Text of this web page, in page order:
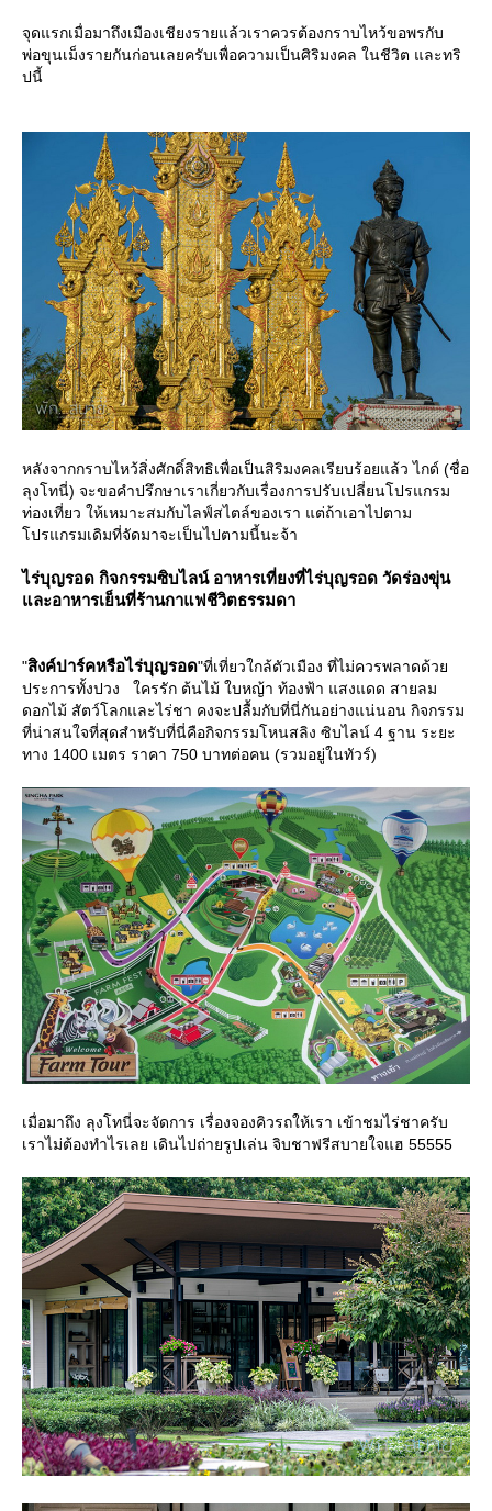
จุดแรกเมื่อมาถึงเมืองเชียงรายแล้วเราควรต้องกราบไหว้ขอพรกับ
พ่อขุนเม็งรายกันก่อนเลยครับเพื่อความเป็นศิริมงคล ในชีวิต และทริ
ปนี้
หลังจากกราบไหว้สิ่งศักดิ์สิทธิเพื่อเป็นสิริมงคลเรียบร้อยแล้ว ไกด์ (ชื่อ
ลุงโทนี่) จะขอคำปรึกษาเราเกี่ยวกับเรื่องการปรับเปลี่ยนโปรแกรม
ท่องเที่ยว ให้เหมาะสมกับไลฟ์สไตล์ของเรา แต่ถ้าเอาไปตาม
ปรแกรมเดิมที่จัดมาจะเป็นไปตามนี้นะจ้า
ไร่บุญรอด กิจกรรมซิบไลน์ อาหารเที่ยงที่ไร่บุญรอด วัดร่องขุ่น
ละอาหารเย็นที่ร้านกาแฟชีวิตธรรมดา
"สิงค์ปาร์คหรือไร่บุญรอด"ที่เที่ยวใกล้ตัวเมือง ที่ไม่ควรพลาดด้ว
ประการทั้งปวง ใครรัก ต้นไม้ ใบหญ้า ท้องฟ้า แสงแดด สายลม
ดอกไม้ สัตว์โลกและไร่ชา คงจะปลื้มกับที่นี่กันอย่างแน่นอน กิจกรรม
ที่น่าสนใจที่สุดสำหรับที่นี่คือกิจกรรมโหนสลิง ซิบไลน์ 4 ฐาน ระยะ
ทาง 1400 เมตร ราคา 750 บาทต่อคน (รวมอยู่ในทัวร์)
เมื่อมาถึง ลุงโทนี่จะจัดการ เรื่องจองคิวรถให้เรา เข้าชมไร่ชาครับ
เราไม่ต้องทำไรเลย เดินไปถ่ายรูปเล่น จิบชาฟรีสบายใจแฮ 55555